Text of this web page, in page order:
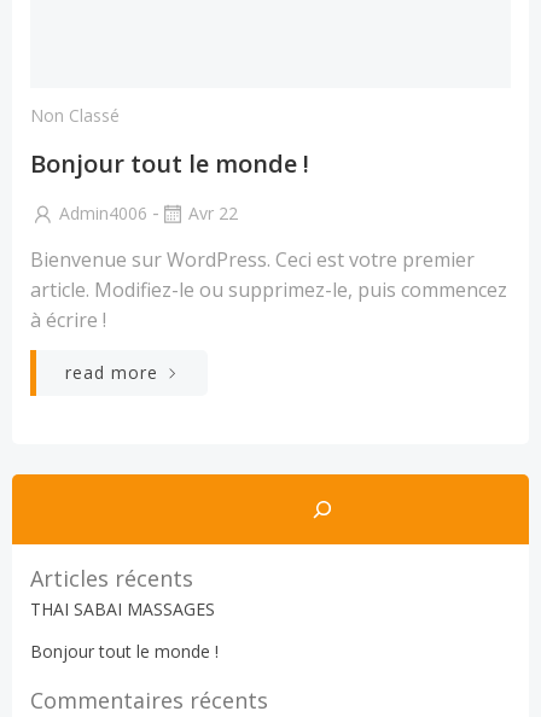
Non Classé
Bonjour tout le monde !
Admin4006 - Avr 22
Bienvenue sur WordPress. Ceci est votre premier
article. Modifiez-le ou supprimez-le, puis commencez
à écrire !
read more
Rechercher
Articles récents
THAI SABAI MASSAGES
Bonjour tout le monde !
Commentaires récents